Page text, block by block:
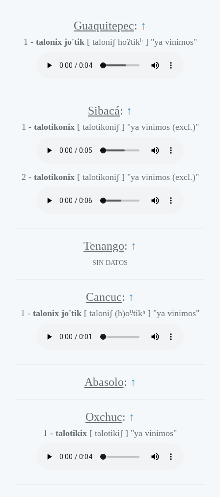
Guaquitepec: ↑
1 - talonix jo'tik [ taloniʃ hoʔtikʰ ] "ya vinimos"
Sibacá: ↑
1 - talotikonix [ talotikoniʃ ] "ya vinimos (excl.)"
2 - talotikonix [ talotikoniʃ ] "ya vinimos (excl.)"
Tenango: ↑
SIN DATOS
Cancuc: ↑
1 - talonix jo'tik [ taloniʃ (h)oo̰tikʰ ] "ya vinimos"
Abasolo: ↑
Oxchuc: ↑
1 - talotikix [ talotikiʃ ] "ya vinimos"